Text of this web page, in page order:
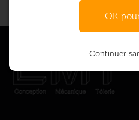
OK
Continuer